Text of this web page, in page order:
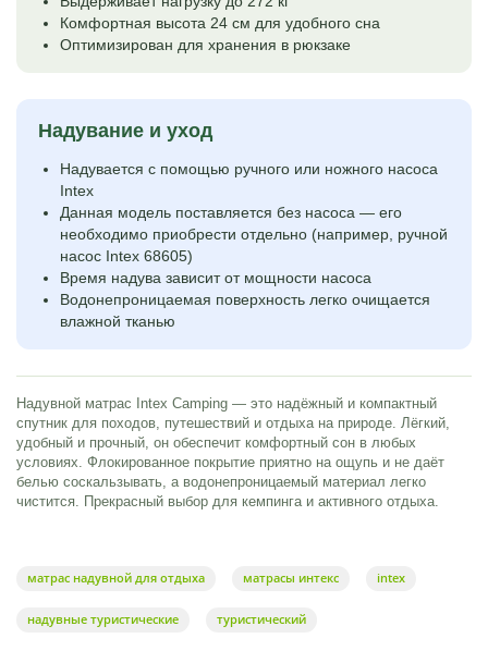
Комфортная высота 24 см для удобного сна
Оптимизирован для хранения в рюкзаке
Надувание и уход
Надувается с помощью ручного или ножного насоса
Intex
Данная модель поставляется без насоса — его
необходимо приобрести отдельно (например, ручной
насос Intex 68605)
Время надува зависит от мощности насоса
Водонепроницаемая поверхность легко очищается
влажной тканью
Надувной матрас Intex Camping — это надёжный и компактный
спутник для походов, путешествий и отдыха на природе. Лёгкий,
удобный и прочный, он обеспечит комфортный сон в любых
условиях. Флокированное покрытие приятно на ощупь и не даёт
белью соскальзывать, а водонепроницаемый материал легко
чистится. Прекрасный выбор для кемпинга и активного отдыха.
матрас надувной для отдыха матрасы интекс intex
надувные туристические туристический